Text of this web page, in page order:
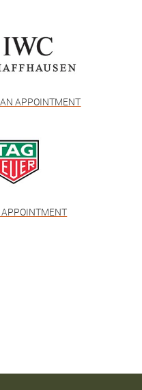
APPOINTMENT
APPOINTMENT